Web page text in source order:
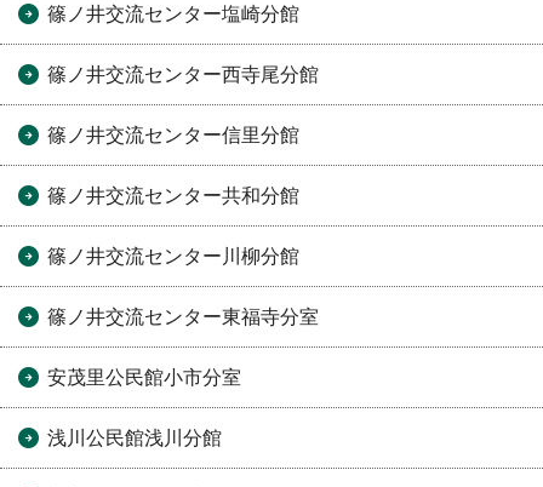
篠ノ井交流センター塩崎分館
篠ノ井交流センター西寺尾分館
篠ノ井交流センター信里分館
篠ノ井交流センター共和分館
篠ノ井交流センター川柳分館
篠ノ井交流センター東福寺分室
安茂里公民館小市分室
浅川公民館浅川分館